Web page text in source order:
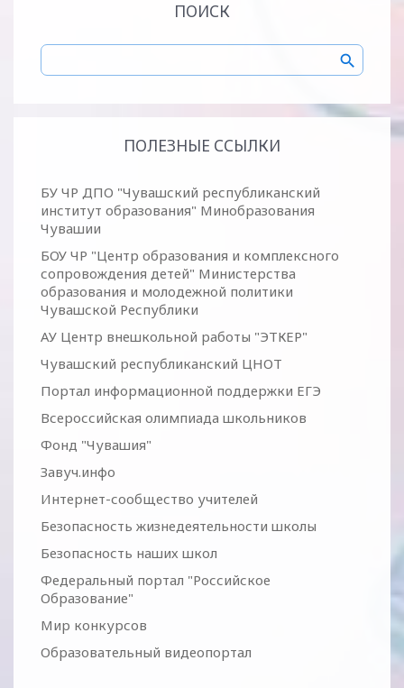
ПОИСК
ПОЛЕЗНЫЕ ССЫЛКИ
БУ ЧР ДПО "Чувашский республиканский
институт образования" Минобразования
Чувашии
БОУ ЧР "Центр образования и комплексного
сопровождения детей" Министерства
образования и молодежной политики
Чувашской Республики
АУ Центр внешкольной работы "ЭТКЕР"
Чувашский республиканский ЦНОТ
Портал информационной поддержки ЕГЭ
Всероссийская олимпиада школьников
Фонд "Чувашия"
Завуч.инфо
Интернет-сообщество учителей
Безопасность жизнедеятельности школы
Безопасность наших школ
Федеральный портал "Российское
Образование"
Мир конкурсов
Образовательный видеопортал